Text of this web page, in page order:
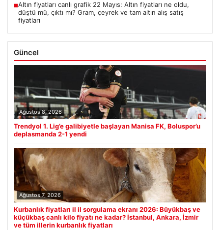
■Altın fiyatları canlı grafik 22 Mayıs: Altın fiyatları ne oldu,
düştü mü, çıktı mı? Gram, çeyrek ve tam altın alış satış
fiyatları
Güncel
Ağustos 8, 2026
Trendyol 1. Lig’e galibiyetle başlayan Manisa FK, Boluspor’u
deplasmanda 2-1 yendi
Ağustos 7, 2026
Kurbanlık fiyatları il il sorgulama ekranı 2026: Büyükbaş ve
küçükbaş canlı kilo fiyatı ne kadar? İstanbul, Ankara, İzmir
ve tüm illerin kurbanlık fiyatları